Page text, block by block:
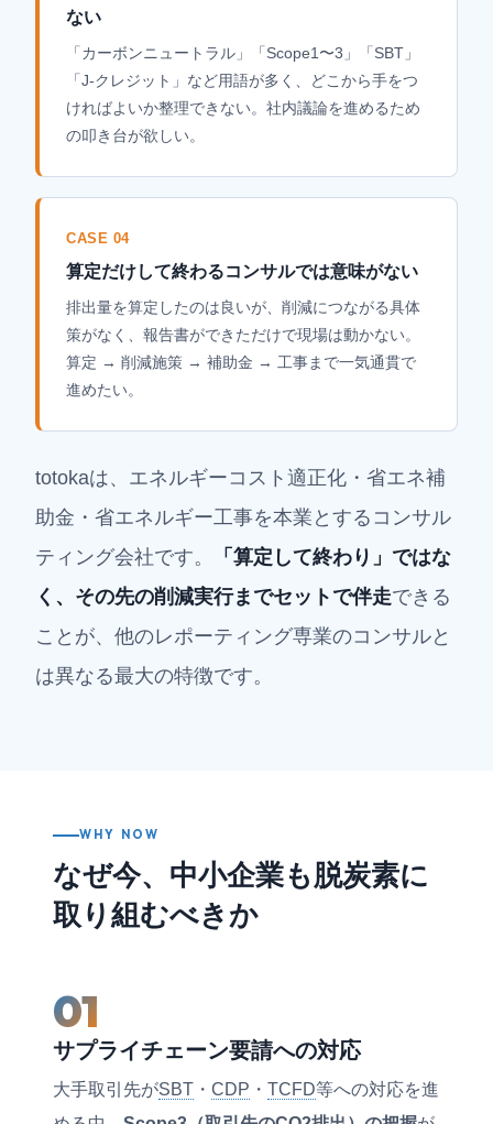
ない
「カーボンニュートラル」「Scope1〜3」「SBT」
「J-クレジット」など用語が多く、どこから手をつ
ければよいか整理できない。社内議論を進めるため
の叩き台が欲しい。
CASE 04
算定だけして終わるコンサルでは意味がない
排出量を算定したのは良いが、削減につながる具体
策がなく、報告書ができただけで現場は動かない。
算定 → 削減施策 → 補助金 → 工事まで一気通貫で
進めたい。
totokaは、エネルギーコスト適正化・省エネ補
助金・省エネルギー工事を本業とするコンサル
ティング会社です。
「算定して終わり」ではな
く、その先の削減実行までセットで伴走できる
ことが、他のレポーティング専業のコンサルと
は異なる最大の特徴です。
WHY NOW
なぜ今、中小企業も脱炭素に
取り組むべきか
01
サプライチェーン要請への対応
大手取引先がSBT ・ CDP ・ TCFD等への対応を進